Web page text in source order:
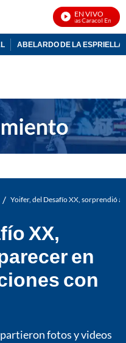
EN VIVO
Noticias Caracol En Vivo
ABELARDO DE LA ESPRIELLA
/ Yoifer, del Desafío XX, sorprendió
XX,
en
con
fotos y videos